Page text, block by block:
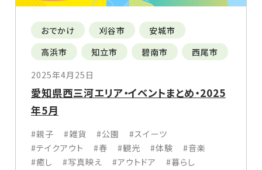
おでかけ 刈谷市
安城市
高浜市
知立市 碧南市
西尾市
2025年4月25日
愛知県西三河エリア・イベントまとめ・2025
年5月
#親子 #雑貨 #公園
#スイーツ
#テイクアウト
#春 #観光 #体験
#音楽
#癒し
#写真映え #アウトドア #暮らし